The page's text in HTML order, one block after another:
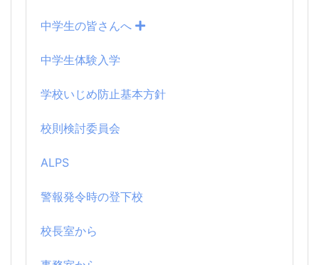
中学生の皆さんへ
中学生体験入学
学校いじめ防止基本方針
校則検討委員会
ALPS
警報発令時の登下校
校長室から